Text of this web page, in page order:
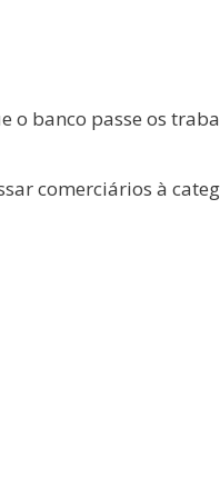
o banco passe os
comerciários à